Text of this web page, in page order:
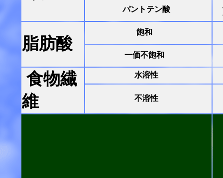
パントテン酸
脂肪酸
飽和
一価不飽和
食物繊
維
水溶性
不溶性